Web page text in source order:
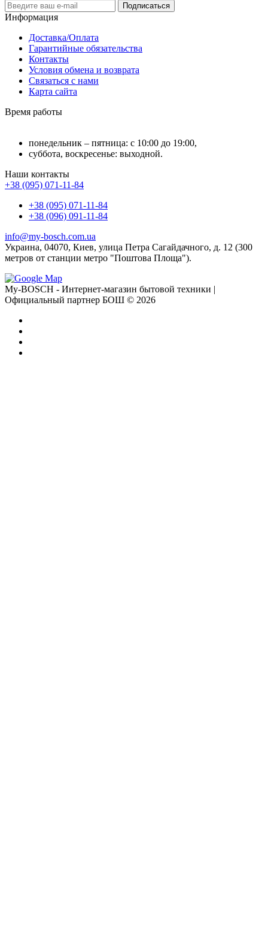
Подписаться
Информация
Доставка/Оплата
Гарантийные обязательства
Контакты
Условия обмена и возврата
Связаться с нами
Карта сайта
Время работы
понедельник – пятница: с 10:00 до 19:00,
суббота, воскресенье: выходной.
Наши контакты
+38 (095) 071-11-84
+38 (095) 071-11-84
+38 (096) 091-11-84
info@my-bosch.com.ua
Украина, 04070, Киев, улица Петра Сагайдачного, д. 12 (300
метров от станции метро "Поштова Площа").
My-BOSCH - Интернет-магазин бытовой техники |
Официальный партнер БОШ © 2026